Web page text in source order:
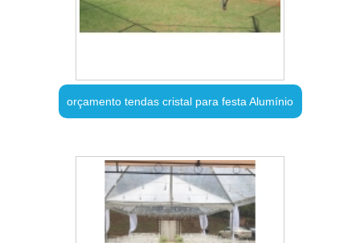
orçamento tendas cristal para festa Alumínio